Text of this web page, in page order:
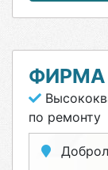
ФИРМА
по ремонту